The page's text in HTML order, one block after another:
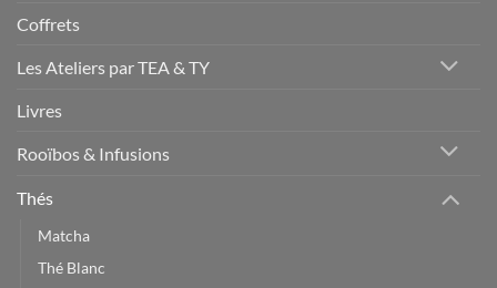
Coffrets
Les Ateliers par TEA & TY
Livres
Rooïbos & Infusions
Thés
Matcha
Thé Blanc